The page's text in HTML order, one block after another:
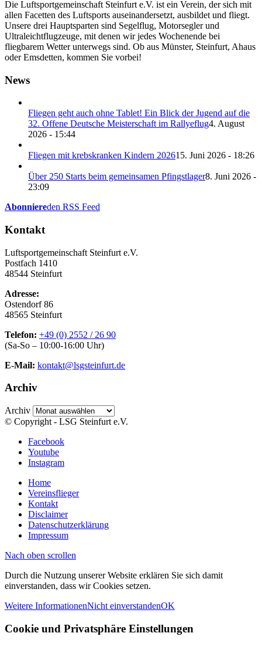
Die Luftsportgemeinschaft Steinfurt e.V. ist ein Verein, der sich mit
allen Facetten des Luftsports auseinandersetzt, ausbildet und fliegt.
Unsere drei Hauptsparten sind Segelflug, Motorsegler und
Ultraleichtflugzeuge, mit denen wir jedes Wochenende bei
fliegbarem Wetter unterwegs sind. Ob aus Münster, Steinfurt, Ahaus
oder Emsdetten, kommen Sie vorbei!
News
Fliegen geht auch ohne Tablet! Ein Blick der Jugend auf die
32. Offene Deutsche Meisterschaft im Rallyeflug4. August
2026 - 15:44
Fliegen mit krebskranken Kindern 202615. Juni 2026 - 18:26
Über 250 Starts beim gemeinsamen Pfingstlager8. Juni 2026 -
23:09
Abonniereden RSS Feed
Kontakt
Luftsportgemeinschaft Steinfurt e.V.
Postfach 1410
48544 Steinfurt
Adresse:
Ostendorf 86
48565 Steinfurt
Telefon: +49 (0) 2552 / 26 90
(Sa-So – 10:00-16:00 Uhr)
E-Mail: kontakt@lsgsteinfurt.de
Archiv
Archiv
© Copyright - LSG Steinfurt e.V.
Facebook
Youtube
Instagram
Home
Vereinsflieger
Kontakt
Disclaimer
Datenschutzerklärung
Impressum
Nach oben scrollen
Durch die Nutzung unserer Website erklären Sie sich damit
einverstanden, dass wir Cookies setzen.
Weitere InformationenNicht einverstandenOK
Cookie und Privatsphäre Einstellungen